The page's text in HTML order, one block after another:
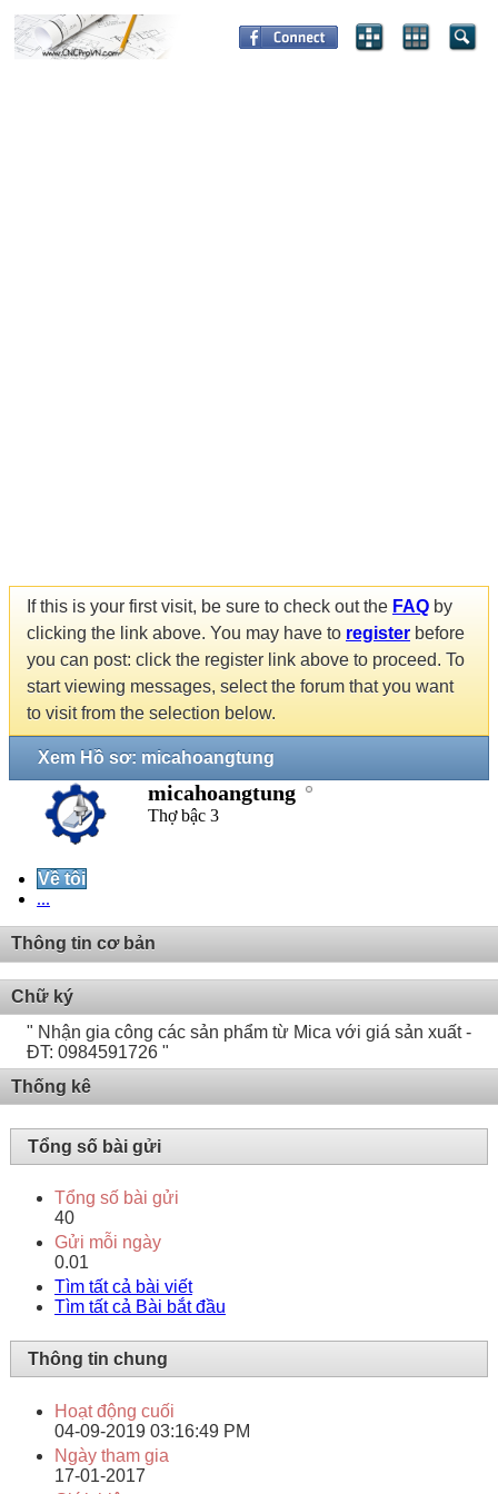
If this is your first visit, be sure to check out the FAQ by
clicking the link above. You may have to register before
you can post: click the register link above to proceed. To
start viewing messages, select the forum that you want
to visit from the selection below.
Xem Hồ sơ: micahoangtung
micahoangtung
Thợ bậc 3
Về tôi
...
Thông tin cơ bản
Chữ ký
" Nhận gia công các sản phẩm từ Mica với giá sản xuất -
ĐT: 0984591726 "
Thống kê
Tổng số bài gửi
Tổng số bài gửi
40
Gửi mỗi ngày
0.01
Tìm tất cả bài viết
Tìm tất cả Bài bắt đầu
Thông tin chung
Hoạt động cuối
04-09-2019 03:16:49 PM
Ngày tham gia
17-01-2017